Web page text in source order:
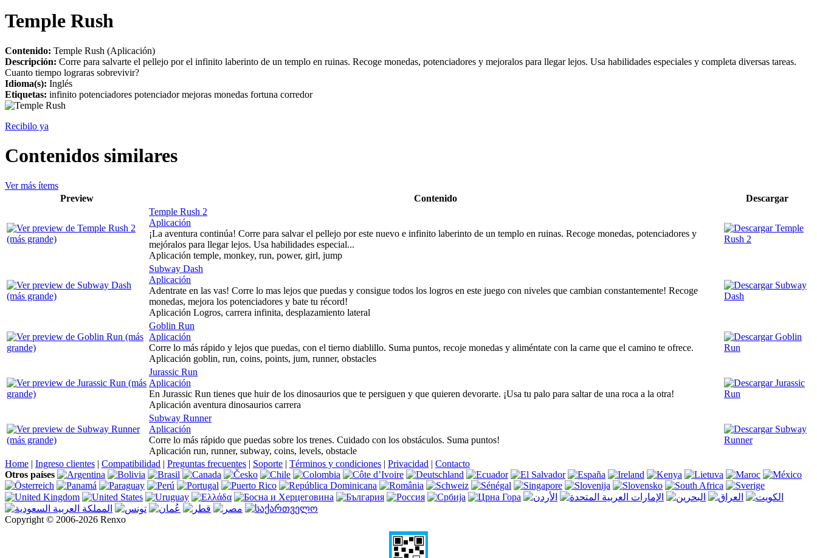
Temple Rush
Contenido: Temple Rush (Aplicación)
Descripción: Corre para salvarte el pellejo por el infinito laberinto de un templo en ruinas. Recoge monedas, potenciadores y mejoralos para llegar lejos. Usa habilidades especiales y completa diversas tareas.
Cuanto tiempo lograras sobrevivir?
Idioma(s): Inglés
Etiquetas: infinito potenciadores potenciador mejoras monedas fortuna corredor
Recibilo ya
Contenidos similares
Ver más ítems
Preview
Contenido
Descargar
Temple Rush 2
Aplicación
¡La aventura continúa! Corre para salvar el pellejo por este nuevo e infinito laberinto de un templo en ruinas. Recoge monedas, potenciadores y
mejóralos para llegar lejos. Usa habilidades especial...
Aplicación temple, monkey, run, power, girl, jump
Subway Dash
Aplicación
Adentrate en las vas! Corre lo mas lejos que puedas y consigue todos los logros en este juego con niveles que cambian constantemente! Recoge
monedas, mejora los potenciadores y bate tu récord!
Aplicación Logros, carrera infinita, desplazamiento lateral
Goblin Run
Aplicación
Corre lo más rápido y lejos que puedas, con el tierno diablillo. Suma puntos, recoje monedas y aliméntate con la carne que el camino te ofrece.
Aplicación goblin, run, coins, points, jum, runner, obstacles
Jurassic Run
Aplicación
En Jurassic Run tienes que huir de los dinosaurios que te persiguen y que quieren devorarte. ¡Usa tu palo para saltar de una roca a la otra!
Aplicación aventura dinosaurios carrera
Subway Runner
Aplicación
Corre lo más rápido que puedas sobre los trenes. Cuidado con los obstáculos. Suma puntos!
Aplicación run, runner, subway, coins, levels, obstacle
Home | Ingreso clientes | Compatibilidad | Preguntas frecuentes | Soporte | Términos y condiciones | Privacidad | Contacto
Otros países
Copyright © 2006-2026 Renxo